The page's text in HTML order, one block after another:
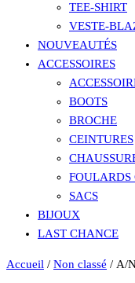
TEE-SHIRT
VESTE-
NOUVEAUTÉS
ACCESSOIRES
BOOTS
BROCHE
CEINTURES
FOULARDS
SACS
BIJOUX
LAST CHANCE
Accueil / Non classé / A/